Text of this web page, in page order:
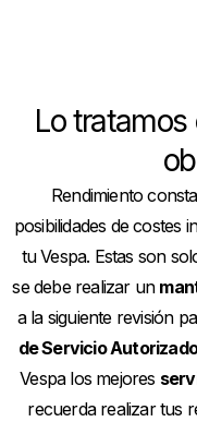
Lo
Rendimiento
posibilidades de costes
tu Vespa. Estas son
se debe realizar un
a la siguiente revisión
de Servicio
Vespa los mejores
recuerda realizar tus